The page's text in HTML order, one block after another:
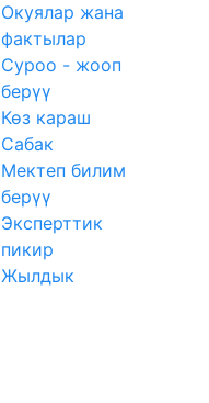
Окуялар жана
фактылар
Суроо - жооп
берүү
Көз караш
Сабак
Мектеп билим
берүү
Эксперттик
пикир
Жылдык